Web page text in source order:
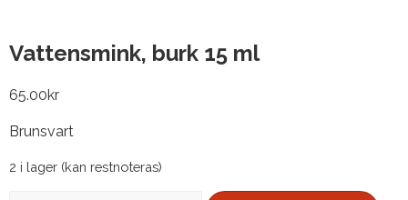
Vattensmink, burk 15 ml
65.00kr
Brunsvart
2 i lager (kan restnoteras)